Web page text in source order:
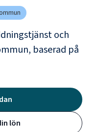
och
, baserad på
lön